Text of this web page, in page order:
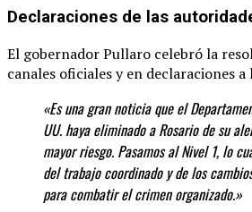
Declaraciones de las
El gobernador Pullaro celebró la
canales oficiales y en declaraciones a
«Es una gran noticia que el
UU. haya eliminado a Rosario de su
mayor riesgo. Pasamos al Nivel 1, lo
del trabajo coordinado y de los
para combatir el crimen organizado.»